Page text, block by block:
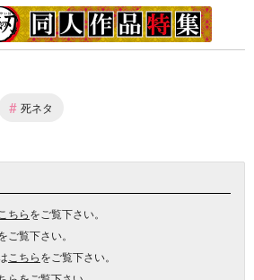
# 死ネタ
こちらをご覧下さい。
ご覧下さい。
こちらをご覧下さい。